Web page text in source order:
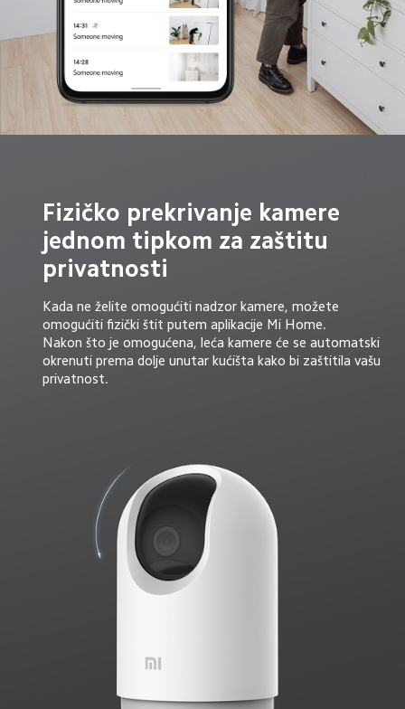
Fizičko prekrivanje kamere
jednom tipkom za zaštitu
privatnosti
Kada ne želite omogućiti nadzor kamere, možete
omogućiti fizički štit putem aplikacije Mi Home.
Nakon što je omogućena, leća kamere će se automatski
okrenuti prema dolje unutar kućišta kako bi zaštitila vašu
privatnost.